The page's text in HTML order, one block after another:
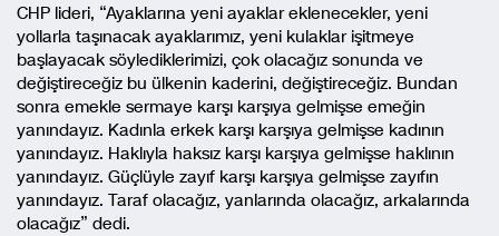
CHP lideri, “Ayaklarına yeni ayaklar eklenecekler, yeni
yollarla taşınacak ayaklarımız, yeni kulaklar işitmeye
başlayacak söylediklerimizi, çok olacağız sonunda ve
değiştireceğiz bu ülkenin kaderini, değiştireceğiz. Bundan
sonra emekle sermaye karşı karşıya gelmişse emeğin
yanındayız. Kadınla erkek karşı karşıya gelmişse kadının
yanındayız. Haklıyla haksız karşı karşıya gelmişse haklının
yanındayız. Güçlüyle zayıf karşı karşıya gelmişse zayıfın
yanındayız. Taraf olacağız, yanlarında olacağız, arkalarında
olacağız” dedi.